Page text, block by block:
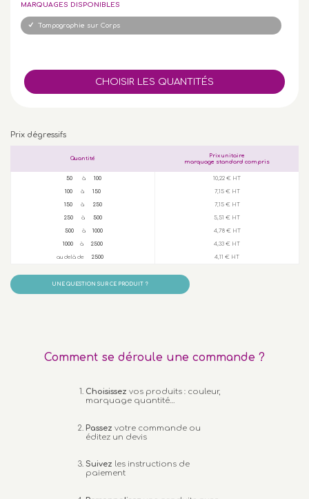
MARQUAGES DISPONIBLES
Tampographie sur Corps
Prix dégressifs
Quantité
Prix unitaire
marquage standard compris
50à 100 10,22 € HT
100 à 150 7,15 € HT
150à 250 7,15 € HT
250 à 500 5,51 € HT
500à 1000 4,78 € HT
1000 à 2500 4,33 € HT
au delà de 2500 4,11 € HT
UNE QUESTION SUR CE PRODUIT ?
Comment se déroule une commande ?
Choisissez vos produits : couleur,
marquage quantité…
Passez votre commande ou
éditez un devis
Suivez les instructions de
paiement